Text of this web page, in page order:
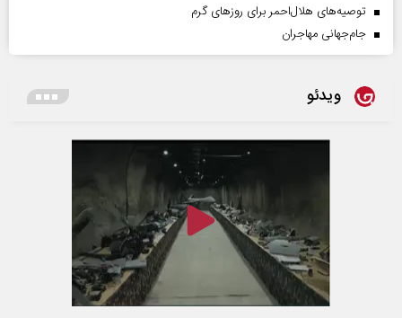
توصیه‌های هلال‌احمر برای روز‌های گرم
جام‌جهانی مهاجران
ویدئو